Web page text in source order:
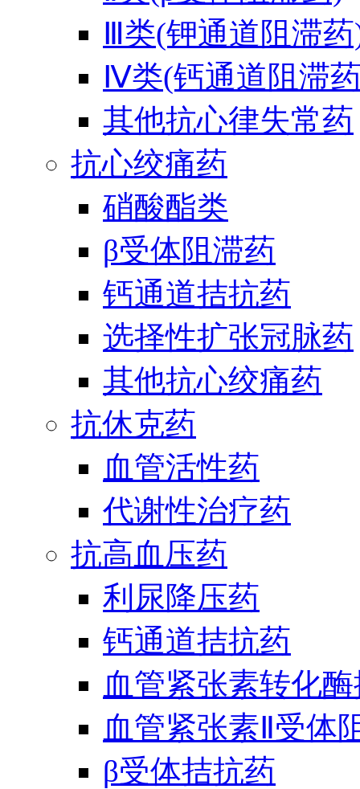
Ⅲ类(钾通道阻滞
Ⅳ类(钙通道阻滞
其他抗心律失常药
抗心绞痛药
硝酸酯类
β受体阻滞药
钙通道拮抗药
选择性扩张冠脉药
其他抗心绞痛药
抗休克药
血管活性药
代谢性治疗药
抗高血压药
利尿降压药
钙通道拮抗药
血管紧张素转化
血管紧张素Ⅱ受体
β受体拮抗药